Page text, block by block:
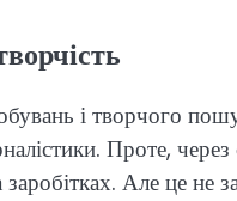
і творчого
Проте,
Але це не